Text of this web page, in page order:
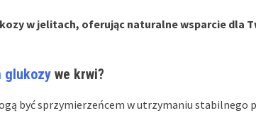
w jelitach, oferując naturalne wsparcie dla
glukozy we krwi?
być sprzymierzeńcem w utrzymaniu stabilnego